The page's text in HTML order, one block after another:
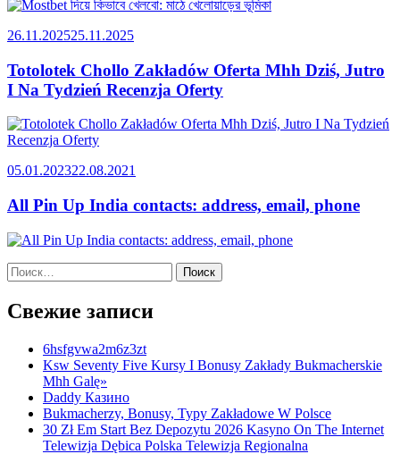
26.11.202525.11.2025
Totolotek Chollo Zakładów Oferta Mhh Dziś, Jutro
I Na Tydzień Recenzja Oferty
05.01.202322.08.2021
All Pin Up India contacts: address, email, phone
Найти:
Свежие записи
6hsfgvwa2m6z3zt
Ksw Seventy Five Kursy I Bonusy Zakłady Bukmacherskie
Mhh Galę»
Daddy Казино
Bukmacherzy, Bonusy, Typy Zakładowe W Polsce
30 Zł Em Start Bez Depozytu 2026 Kasyno On The Internet
Telewizja Dębica Polska Telewizja Regionalna